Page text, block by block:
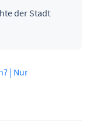
der Stadt
| Nur